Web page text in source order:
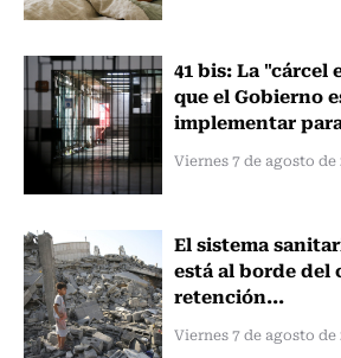
41 bis: La
que el Gobierno
implementar
Viernes 7 de agosto de
El sistema
está al borde del
retención...
Viernes 7 de agosto de